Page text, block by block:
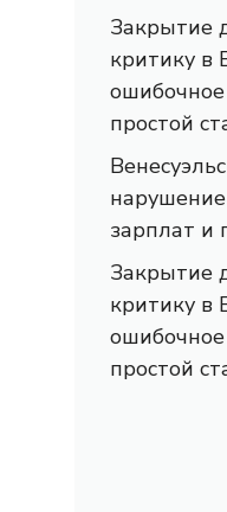
Закрытие
критику в
простой
зарплат и
Закрытие
критику в
простой